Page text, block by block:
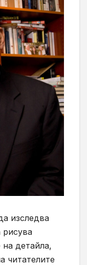
изследва
рисува
детайла,
читателите